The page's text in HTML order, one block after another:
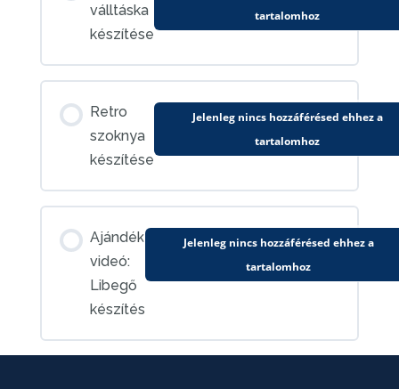
válltáska
készítése
tartalomhoz
Retro
szoknya
készítése
Jelenleg nincs hozzáférésed ehhez a
tartalomhoz
Ajándék
videó:
Libegő
készítés
Jelenleg nincs hozzáférésed ehhez a
tartalomhoz